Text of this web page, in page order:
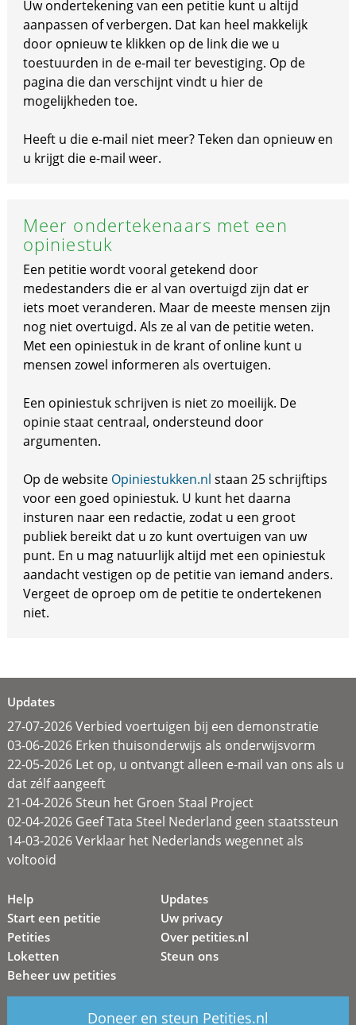
Uw ondertekening van een petitie kunt u altijd
aanpassen of verbergen. Dat kan heel makkelijk
door opnieuw te klikken op de link die we u
toestuurden in de e-mail ter bevestiging. Op de
pagina die dan verschijnt vindt u hier de
mogelijkheden toe.
Heeft u die e-mail niet meer? Teken dan opnieuw en
u krijgt die e-mail weer.
Meer ondertekenaars met een
opiniestuk
Een petitie wordt vooral getekend door
medestanders die er al van overtuigd zijn dat er
iets moet veranderen. Maar de meeste mensen zijn
nog niet overtuigd. Als ze al van de petitie weten.
Met een opiniestuk in de krant of online kunt u
mensen zowel informeren als overtuigen.
Een opiniestuk schrijven is niet zo moeilijk. De
opinie staat centraal, ondersteund door
argumenten.
Op de website Opiniestukken.nl staan 25 schrijftips
voor een goed opiniestuk. U kunt het daarna
insturen naar een redactie, zodat u een groot
publiek bereikt dat u zo kunt overtuigen van uw
punt. En u mag natuurlijk altijd met een opiniestuk
aandacht vestigen op de petitie van iemand anders.
Vergeet de oproep om de petitie te ondertekenen
niet.
Updates
27-07-2026 Verbied voertuigen bij een demonstratie
03-06-2026 Erken thuisonderwijs als onderwijsvorm
22-05-2026 Let op, u ontvangt alleen e-mail van ons als u
dat zélf aangeeft
21-04-2026 Steun het Groen Staal Project
02-04-2026 Geef Tata Steel Nederland geen staatssteun
14-03-2026 Verklaar het Nederlands wegennet als
voltooid
Help
Start een petitie
Petities
Loketten
Beheer uw petities
Updates
Uw privacy
Over petities.nl
Steun ons
Doneer en steun Petities.nl